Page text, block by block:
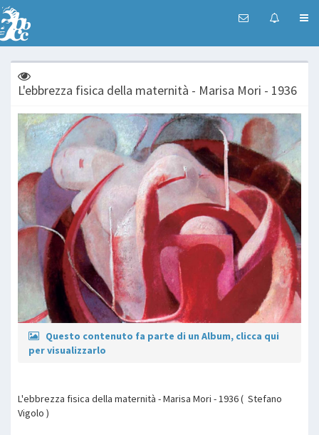
L'ebbrezza fisica della maternità - Marisa Mori - 1936
Questo contenuto fa parte di un Album, clicca qui
per visualizzarlo
L'ebbrezza fisica della maternità - Marisa Mori - 1936 ( Stefano
Vigolo )